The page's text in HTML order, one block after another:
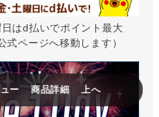
はd払いでポイント最大
ページへ移動します）
ー 商品詳細 上へ